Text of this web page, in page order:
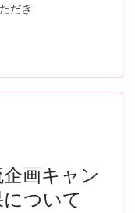
だき
画キャン
ついて